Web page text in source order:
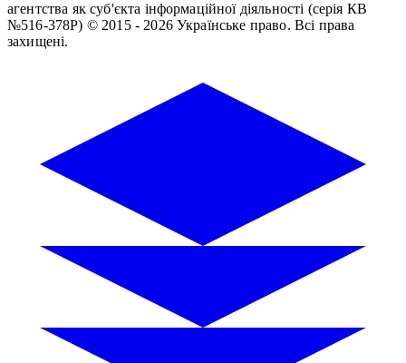
агентства як суб'єкта інформаційної діяльності (серія КВ
№516-378Р) © 2015 - 2026 Українське право. Всі права
захищені.